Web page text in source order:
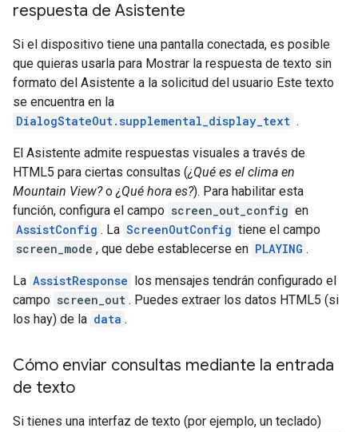
respuesta de Asistente
Si el dispositivo tiene una pantalla conectada, es posible
que quieras usarla para Mostrar la respuesta de texto sin
formato del Asistente a la solicitud del usuario Este texto
se encuentra en la
DialogStateOut.supplemental_display_text .
El Asistente admite respuestas visuales a través de
HTML5 para ciertas consultas (¿Qué es el clima en
Mountain View?o¿Qué hora es?). Para habilitar esta
función, configura el campo screen_out_config en
AssistConfig . La ScreenOutConfig tiene el campo
screen_mode , que debe establecerse en PLAYING .
La AssistResponse los mensajes tendrán configurado el
campo screen_out . Puedes extraer los datos HTML5 (si
los hay) de la data .
Cómo enviar consultas mediante la entrada
de texto
Si tienes una interfaz de texto (por ejemplo, un teclado)